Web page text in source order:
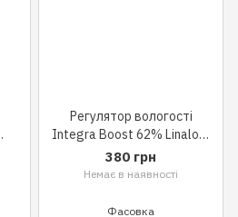
Регулятор вологості
Integra Boost 62% Linalool
(4 г)
380 грн
Немає в наявності
Фасовка